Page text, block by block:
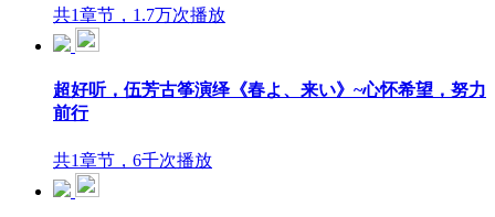
共1章节，1.7万次播放
超好听，伍芳古筝演绎《春よ、来い》~心怀希望，努力
前行
共1章节，6千次播放